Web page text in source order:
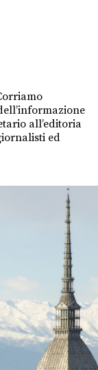
all’editoria
ed